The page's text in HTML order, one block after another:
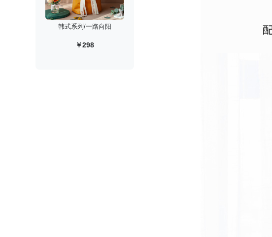
韩式系列/一路向阳
￥298